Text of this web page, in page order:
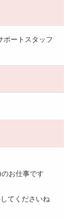
ポートスタッフ
お仕事です
てくださいね